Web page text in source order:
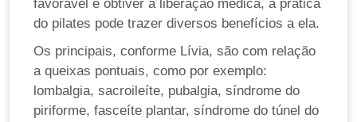
favorável e obtiver a liberação médica, a prática
do pilates pode trazer diversos benefícios a ela.
Os principais, conforme Lívia, são com relação
a queixas pontuais, como por exemplo:
lombalgia, sacroileíte, pubalgia, síndrome do
piriforme, fasceíte plantar, síndrome do túnel do